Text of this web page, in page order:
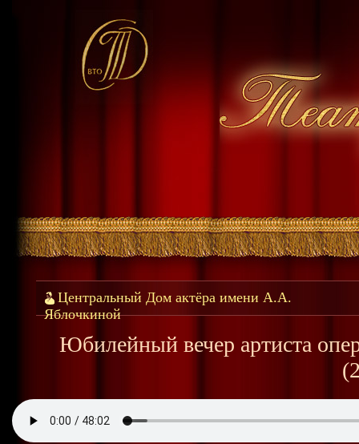
Центральный Дом актёра имени А.А.
Яблочкиной
Юбилейный вечер артиста